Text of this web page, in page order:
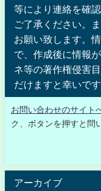
等により連絡を確
ご了承ください。
お願い致します。
で、作成後に情報
ネ等の著作権侵害
だけますと幸いです
お問い合わせのサイト
ク、ボタンを押すと問
アーカイブ